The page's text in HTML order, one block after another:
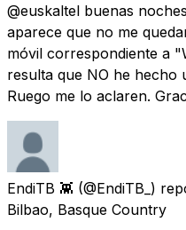
@euskaltel buenas
aparece que no me
móvil correspondiente a
resulta que NO he hecho
Ruego me lo aclaren.
EndiTB 👾 (@EndiTB_)
Bilbao, Basque Country